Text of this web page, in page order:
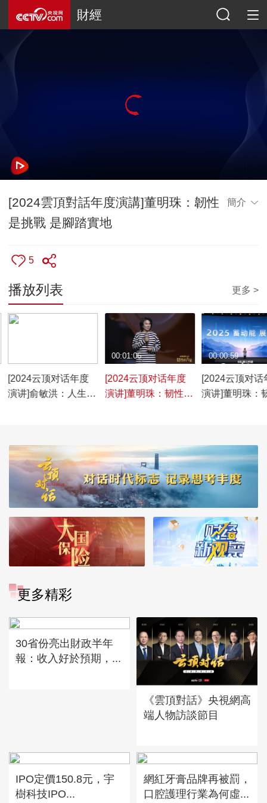
財經
[2024雲頂對話年度演講]董明珠：韌性
是挑戰 是腳踏實地
簡介
5
播放列表 更多 >
[2024云顶对话年度
演讲]俞敏洪：人生没
[2024云顶对话年度
演讲]董明珠：韧性是
00:01:06
[2024云顶对话
演讲]董明珠：
00:00:59
更多精彩
30省份亮出財政半年
報：收入好於預期，...
《雲頂對話》央視網高
端人物訪談節目
IPO定價150.8元，宇
樹科技IPO...
網紅牙膏品牌再被罰，
口腔護理行業為何虛...